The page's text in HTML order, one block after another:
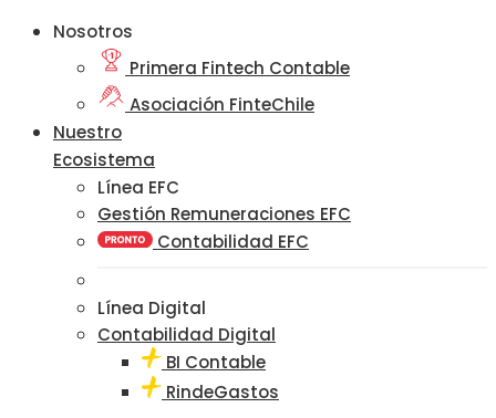
Nosotros
Primera Fintech Contable
Asociación FinteChile
Nuestro
Ecosistema
Línea EFC
Gestión Remuneraciones EFC
Contabilidad EFC
Línea Digital
Contabilidad Digital
BI Contable
RindeGastos